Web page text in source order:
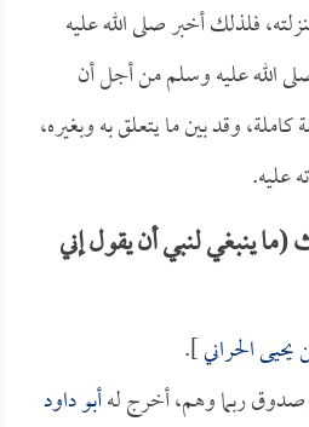
فلذلك أخبر صلى الله عليه
الله عليه وسلم من أجل أن
وقد بين ما يتعلق به وبغيره،
عليه.
ينبغي لنبي أن يقول إني
الحراني].
صدوق ربما وهم، أخرج لهأبو داود